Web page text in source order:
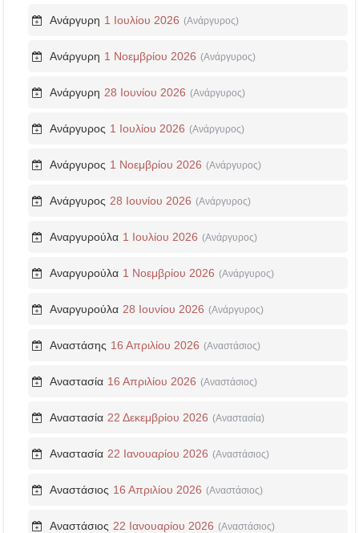
Ανάργυρη 1 Ιουλίου 2026 (Ανάργυρος)
Ανάργυρη 1 Νοεμβρίου 2026 (Ανάργυρος)
Ανάργυρη 28 Ιουνίου 2026 (Ανάργυρος)
Ανάργυρος 1 Ιουλίου 2026 (Ανάργυρος)
Ανάργυρος 1 Νοεμβρίου 2026 (Ανάργυρος)
Ανάργυρος 28 Ιουνίου 2026 (Ανάργυρος)
Αναργυρούλα 1 Ιουλίου 2026 (Ανάργυρος)
Αναργυρούλα 1 Νοεμβρίου 2026 (Ανάργυρος)
Αναργυρούλα 28 Ιουνίου 2026 (Ανάργυρος)
Αναστάσης 16 Απριλίου 2026 (Αναστάσιος)
Αναστασία 16 Απριλίου 2026 (Αναστάσιος)
Αναστασία 22 Δεκεμβρίου 2026 (Αναστασία)
Αναστασία 22 Ιανουαρίου 2026 (Αναστάσιος)
Αναστάσιος 16 Απριλίου 2026 (Αναστάσιος)
Αναστάσιος 22 Ιανουαρίου 2026 (Αναστάσιος)